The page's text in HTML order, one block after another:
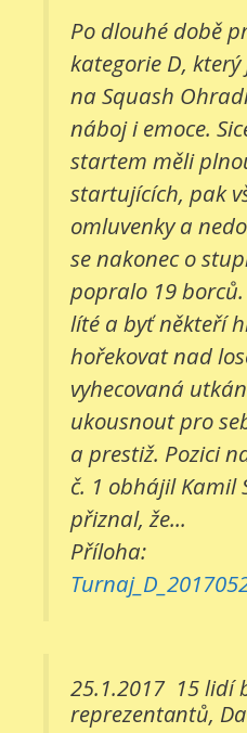
Po dlouhé době
kategorie D,
na Squash
náboj i emoce.
startem měli
startujících, pak
omluvenky a
se nakonec o
popralo 19
líté a byť někteří
hořekovat nad
vyhecovaná
ukousnout pro
a prestiž. Pozici
č. 1 obhájil Kamil
přiznal, že...
Příloha:
25.1.2017 15 lidí
reprezentantů,